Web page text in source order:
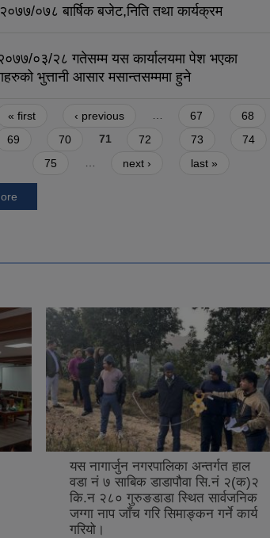
०७८ बार्षिक बजेट,निति तथा कार्यक्रम
०३/२८ गतेसम्म यस कार्यालयमा पेश भएका
भुत्तानी आसार मसान्तसम्ममा हुने
« first ‹ previous … 67
68
69
70 71 72 73
74
75
… next › last »
यस नागार्जुन नगरपालिका अन्तर्गत हाल
वडा नं ७ साबिक डाडापौवा सि.नं २(क)२
कि.न २८० गुरुङडाडा स्थित सार्वजनिक
जग्गा नाप जाँच गरि सिमाङ्कन गर्ने कार्य
गरियो।